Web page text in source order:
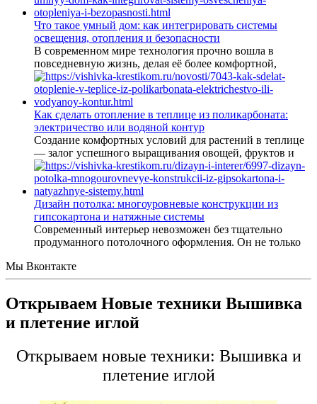
Что такое умный дом: как интегрировать системы
освещения, отопления и безопасности
В современном мире технология прочно вошла в
повседневную жизнь, делая её более комфортной,
Как сделать отопление в теплице из поликарбоната:
электричество или водяной контур
Создание комфортных условий для растений в теплице
— залог успешного выращивания овощей, фруктов и
Дизайн потолка: многоуровневые конструкции из
гипсокартона и натяжные системы
Современный интерьер невозможен без тщательно
продуманного потолочного оформления. Он не только
Мы Вконтакте
Открываем Новые техники Вышивка
и плетение иглой
Открываем новые техники: Вышивка и
плетение иглой